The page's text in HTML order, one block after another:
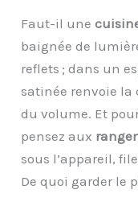
Faut-il une
baignée de
reflets ; dans un
satinée renvoie
du volume. Et
pensez aux
sous l’appareil,
De quoi garder le